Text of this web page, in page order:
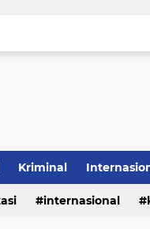
Kriminal
internasional